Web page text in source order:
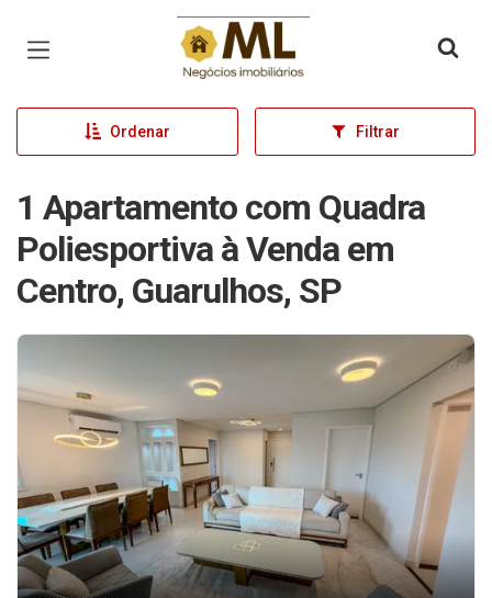
Página inicial
Ordenar Filtrar
1 Apartamento com Quadra
Poliesportiva à Venda em
Centro, Guarulhos, SP